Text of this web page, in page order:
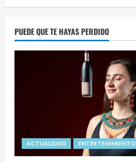
Chapinero
lanza
gastronómica
restaurantes
PUEDE QUE TE HAYAS PERDIDO
ACTUALIDAD ENTRETENIMIENTO